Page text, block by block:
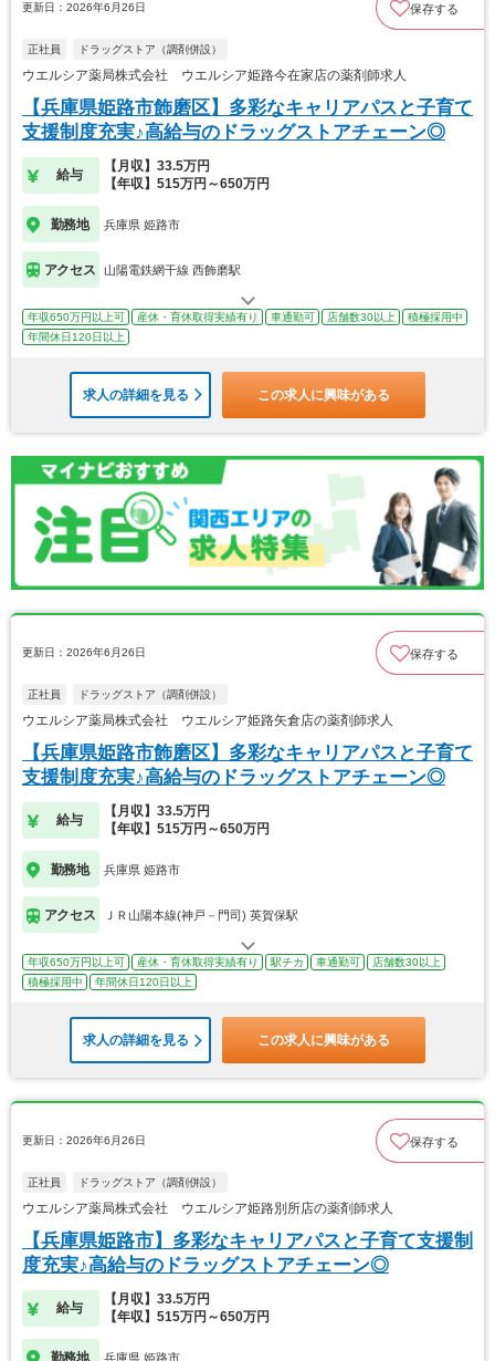
更新日：2026年6月26日 保存する
正社員 ドラッグストア（調剤併設）
ウエルシア薬局株式会社 ウエルシア姫路今在家店の薬剤師求人
【兵庫県姫路市飾磨区】多彩なキャリアパスと子育て
支援制度充実♪高給与のドラッグストアチェーン◎
給与
【月収】33.5万円
【年収】515万円～650万円
勤務地 兵庫県 姫路市
アクセス 山陽電鉄網干線 西飾磨駅
年収650万円以上可 産休・育休取得実績有り 車通勤可 店舗数30以上
積極採用中
年間休日120日以上
求人の詳細を見る この求人に興味がある
更新日：2026年6月26日 保存する
正社員 ドラッグストア（調剤併設）
ウエルシア薬局株式会社 ウエルシア姫路矢倉店の薬剤師求人
【兵庫県姫路市飾磨区】多彩なキャリアパスと子育て
支援制度充実♪高給与のドラッグストアチェーン◎
給与
【月収】33.5万円
【年収】515万円～650万円
勤務地 兵庫県 姫路市
アクセス ＪＲ山陽本線(神戸－門司) 英賀保駅
年収650万円以上可 産休・育休取得実績有り 駅チカ 車通勤可
店舗数30以上
積極採用中
年間休日120日以上
求人の詳細を見る この求人に興味がある
更新日：2026年6月26日 保存する
正社員 ドラッグストア（調剤併設）
ウエルシア薬局株式会社 ウエルシア姫路別所店の薬剤師求人
【兵庫県姫路市】多彩なキャリアパスと子育て支援制
度充実♪高給与のドラッグストアチェーン◎
給与
【月収】33.5万円
【年収】515万円～650万円
勤務地 兵庫県 姫路市